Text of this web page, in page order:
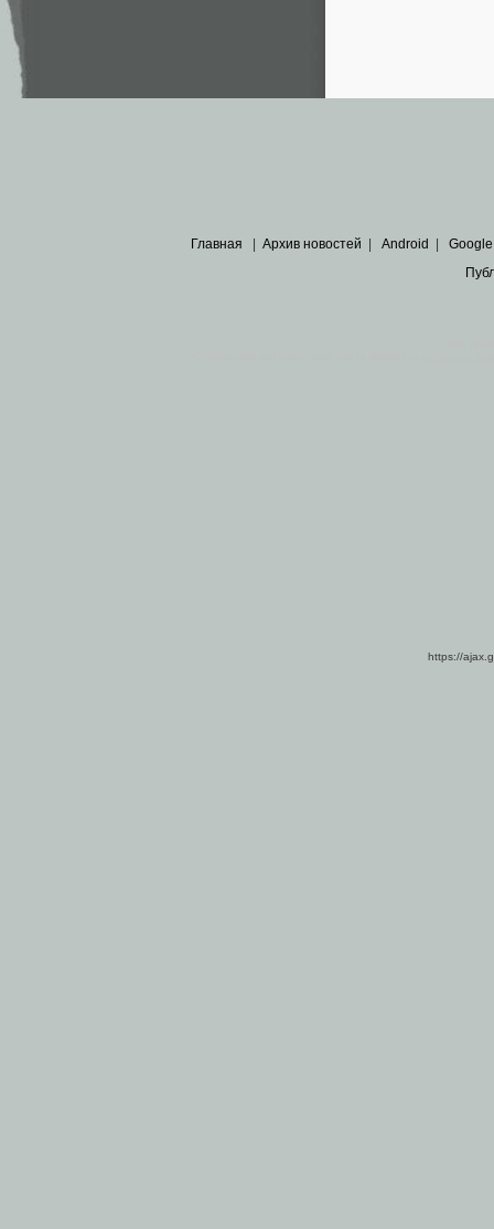
Главная Архив новостей Android Google
https://